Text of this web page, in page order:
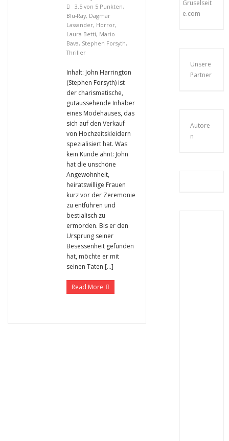
3.5 von 5 Punkten,
Blu-Ray, Dagmar
Lassander, Horror,
Laura Betti, Mario
Bava, Stephen Forsyth,
Thriller
Inhalt: John Harrington
(Stephen Forsyth) ist
der charismatische,
gutaussehende Inhaber
eines Modehauses, das
sich auf den Verkauf
von Hochzeitskleidern
spezialisiert hat. Was
kein Kunde ahnt: John
hat die unschöne
Angewohnheit,
heiratswillige Frauen
kurz vor der Zeremonie
zu entführen und
bestialisch zu
ermorden. Bis er den
Ursprung seiner
Besessenheit gefunden
hat, möchte er mit
seinen Taten […]
Read More
Unsere
Partner
Autore
n